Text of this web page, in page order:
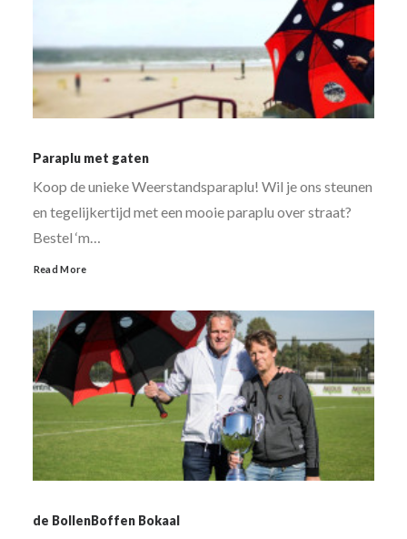
Paraplu met gaten
Koop de unieke Weerstandsparaplu! Wil je ons steunen
en tegelijkertijd met een mooie paraplu over straat?
Bestel ‘m…
Read More
de BollenBoffen Bokaal